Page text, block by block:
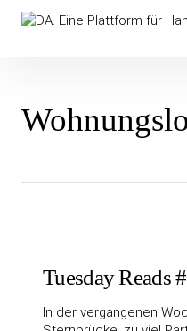
Inhalte
überspringenDA. Eine
Tuesday Reads
In der vergangenen